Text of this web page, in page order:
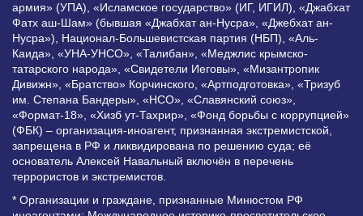
армия» (УПА), «Исламское государство» (ИГ, ИГИЛ), «Джабхат
Фатх аш-Шам» (бывшая «Джабхат ан-Нусра», «Джебхат ан-
Нусра»), Национал-Большевистская партия (НБП), «Аль-
Каида», «УНА-УНСО», «Талибан», «Меджлис крымско-
татарского народа», «Свидетели Иеговы», «Мизантропик
Дивижн», «Братство» Корчинского, «Артподготовка», «Тризуб
им. Степана Бандеры», «НСО», «Славянский союз»,
«Формат-18», «Хизб ут-Тахрир», «Фонд борьбы с коррупцией»
(ФБК) – организация-иноагент, признанная экстремистской,
запрещена в РФ и ликвидирована по решению суда; её
основатель Алексей Навальный включён в перечень
террористов и экстремистов.
* Организации и граждане, признанные Минюстом РФ